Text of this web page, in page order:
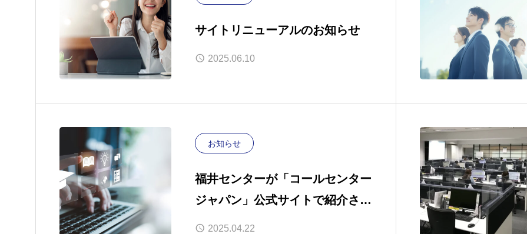
サイトリニューアルのお知らせ
2025.06.10
お知らせ
福井センターが「コールセンター
ジャパン」公式サイトで紹介され
ました
2025.04.22